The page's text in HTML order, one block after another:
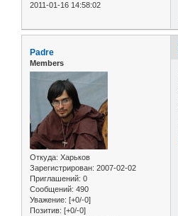
2011-01-16 14:58:02
Padre
Members
Откуда: Харьков
Зарегистрирован: 2007-02-02
Приглашений: 0
Сообщений: 490
Уважение: [+0/-0]
Позитив: [+0/-0]